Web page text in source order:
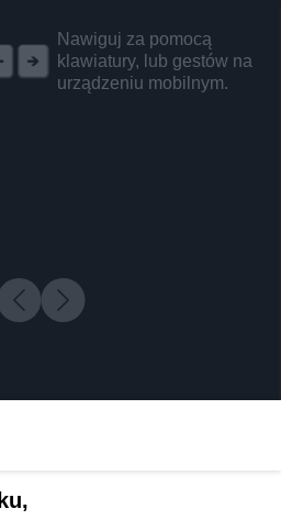
Nawiguj za pomocą
klawiatury, lub gestów na
urządzeniu mobilnym.